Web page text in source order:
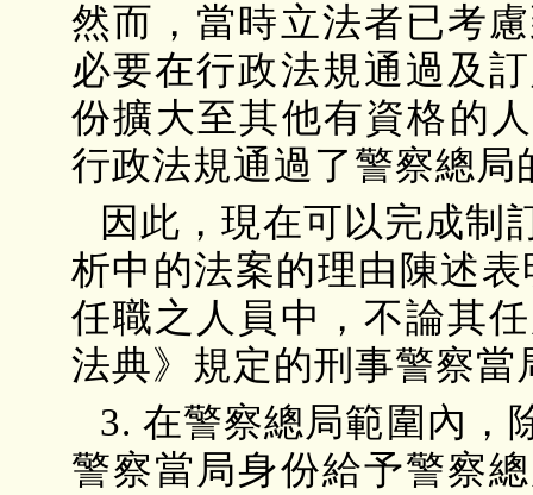
然而，當時立法者已考
必要在行政法規通過及
份擴大至其他有資格的
行政法規通過了警察總
因此，現在可以完成制
析中的法案的理由陳述
任職之人員中，不論其
法典》規定的刑事警察當
3. 在警察總局範圍內，
警察當局身份給予警察